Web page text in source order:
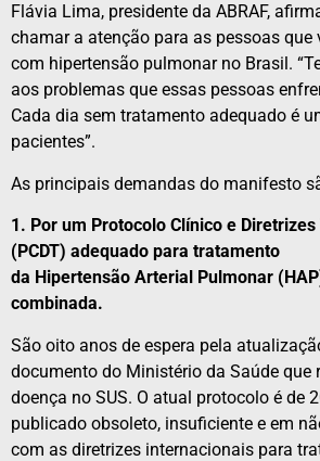
Flávia Lima, presidente da ABRAF,
chamar a atenção para as pessoas que
com hipertensão pulmonarno Brasil.
aos problemas que essas pessoas
Cada dia sem tratamento adequado é
pacientes”.
As principais demandas do manifesto
1. Por um Protocolo Clínico e
(PCDT) adequado para tratamento
da Hipertensão Arterial Pulmonar
combinada.
São oito anos de espera pela
documento do Ministério da Saúde que
doença no SUS. O atual protocolo é de
publicado obsoleto, insuficiente e em
com as diretrizes internacionais para